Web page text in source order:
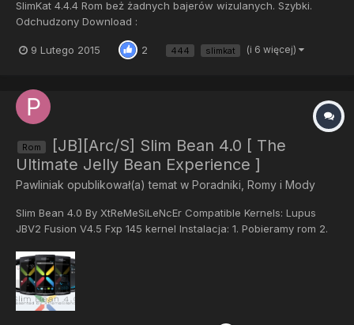
SlimKat 4.4.4 Rom beż żadnych bajerów wizulanych. Szybki.
Odchudzony Download :
egory/1062-i9300 Instalacja : Wrzucamy jak rom modyfikowany
9 Lutego 2015 2 444 slimkat (i 6 więcej)
Rom
[JB][Arc/S] Slim Bean 4.0 [ The
Ultimate Jelly Bean Experience ]
Pawliniak opublikował(a) temat w Poradniki, Romy i Mody
Slim Bean 4.0 By XtReMeSiLeNcEr Compatible Kernels: Lupus
JBV2 Fusion V4.5 Fxp 145 kernel Instalacja: 1. Pobieramy rom 2.
wrzucamy na telefon 4. Wchodzimy w recovery 5. Full wipe 6.
Flash rom + play store 7. Uruchamiamy ponownie Downloads:
Sli...